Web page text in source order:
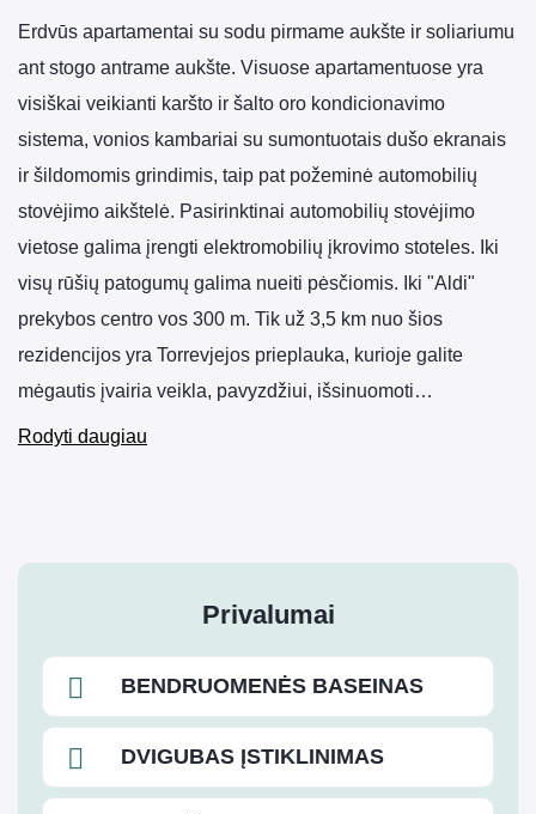
Erdvūs apartamentai su sodu pirmame aukšte ir soliariumu
ant stogo antrame aukšte. Visuose apartamentuose yra
visiškai veikianti karšto ir šalto oro kondicionavimo
sistema, vonios kambariai su sumontuotais dušo ekranais
ir šildomomis grindimis, taip pat požeminė automobilių
stovėjimo aikštelė. Pasirinktinai automobilių stovėjimo
vietose galima įrengti elektromobilių įkrovimo stoteles. Iki
visų rūšių patogumų galima nueiti pėsčiomis. Iki "Aldi"
prekybos centro vos 300 m. Tik už 3,5 km nuo šios
rezidencijos yra Torrevjejos prieplauka, kurioje galite
mėgautis įvairia veikla, pavyzdžiui, išsinuomoti…
Rodyti daugiau
Privalumai
BENDRUOMENĖS BASEINAS
DVIGUBAS ĮSTIKLINIMAS